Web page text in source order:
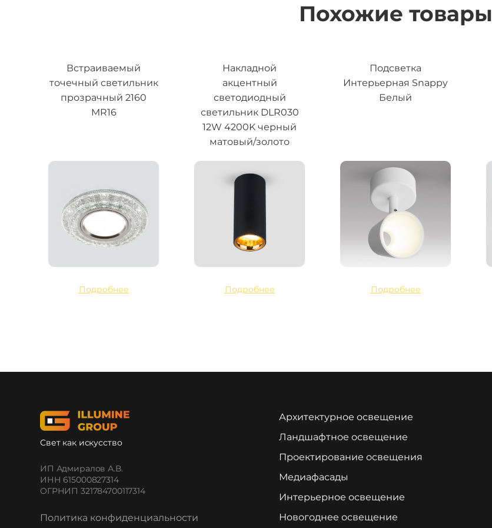
Похожие товары
Встраиваемый
точечный светильник
прозрачный 2160
MR16
Подробнее
Накладной
акцентный
светодиодный
светильник DLR030
12W 4200K черный
матовый/золото
Подробнее
Подсветка
Интерьерная Snappy
Белый
Подробнее
Свет как искусство
ИП Адмиралов А.В.
ИНН 615000827314
ОГРНИП 321784700117314
Политика конфиденциальности
Архитектурное освещение
Ландшафтное освещение
Проектирование освещения
Медиафасады
Интерьерное освещение
Новогоднее освещение